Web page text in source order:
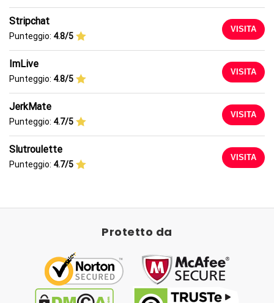
Stripchat
Punteggio: 4.8/5
VISITA
ImLive
Punteggio: 4.8/5
VISITA
JerkMate
Punteggio: 4.7/5
VISITA
Slutroulette
Punteggio: 4.7/5
VISITA
Protetto da